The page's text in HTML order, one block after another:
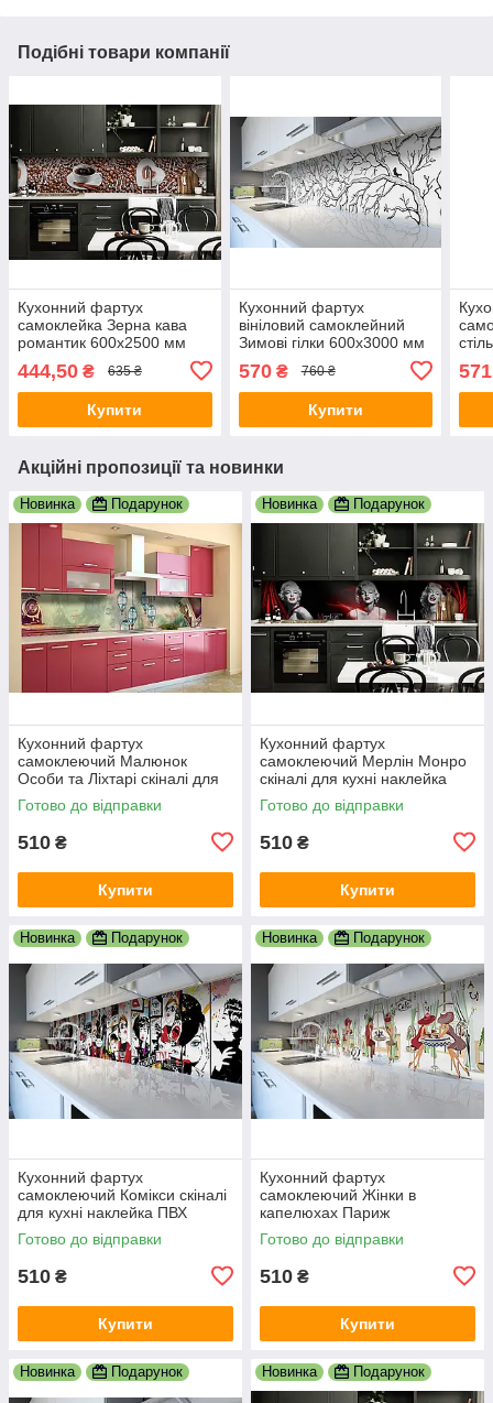
Подібні товари компанії
Кухонний фартух
самоклейка Зерна кава
романтик 600х2500 мм
вінілова плівка для кухні
Happy Pocket Z181446
444,50 ₴ 635 ₴
Купити
Кухонний фартух
вініловий самоклейний
Зимові гілки 600х3000 мм
Pocket Z181783
570₴ 760 ₴
Купити
Акційні пропозиції та новинки
Новинка Подарунок
Кухонний фартух
самоклеючий Малюнок
Особи та Ліхтарі скіналі для
кухні наклейка ПВХ люди
зелений 600х2000 мм
Готово до відправки
510 ₴
Купити
Новинка Подарунок
Кухонний фартух
самоклеючий Мерлін Монро
скіналі для кухні наклейка
ПВХ дівчина люди чорний
600х2000 мм
Готово до відправки
510 ₴
Купити
Новинка Подарунок
Кухонний фартух
самоклеючий Комікси скіналі
для кухні наклейка ПВХ
малюнок люди білий
600х2000 мм
Готово до відправки
510 ₴
Купити
Новинка Подарунок
Кухонний фартух
самоклеючий Жінки в
капелюхах Париж
мальований скіналі для кухні
наклейка ПВХ беж 600х2000
Готово до відправки
510 ₴
Купити
Новинка Подарунок Новинка Подарунок